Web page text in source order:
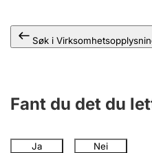
Søk i
Fant du det du
Ja Nei